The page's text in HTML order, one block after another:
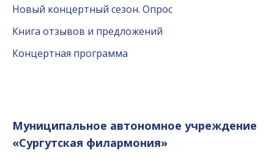
Новый концертный сезон. Опрос
Книга отзывов и предложений
Концертная программа
Муниципальное автономное учреждение
«Сургутская филармония»